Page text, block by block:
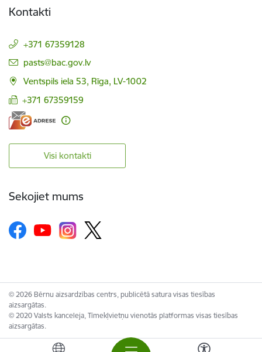
Kontakti
+371 67359128
E-pasts:
pasts@bac.gov.lv
Ventspils iela 53, Rīga, LV-1002
+371 67359159
Visi kontakti
Sekojiet mums
© 2026 Bērnu aizsardzības centrs, publicētā satura visas tiesības
aizsargātas.
© 2020 Valsts kanceleja, Tīmekļvietņu vienotās platformas visas tiesības
aizsargātas.